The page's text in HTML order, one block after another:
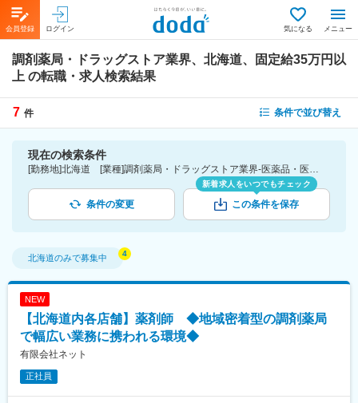
会員登録 ログイン 気になる メニュー
調剤薬局・ドラッグストア業界、北海道、固定給35万円以
上 の転職・求人検索結果
7 件 条件で並び替え
現在の検索条件
[勤務地]北海道 [業種]調剤薬局・ドラッグストア業界-医薬品・医療機器・ライフサイエンス・医療系サービス [詳細条件](待遇・福利厚生)固定給35万円以上
条件の変更
新着求人をいつでもチェック
この条件を保存
北海道のみで募集中
NEW
【北海道内各店舗】薬剤師 ◆地域密着型の調剤薬局
で幅広い業務に携われる環境◆
有限会社ネット
正社員